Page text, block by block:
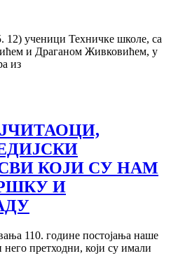
12) ученици Техничке школе, са
и Драганом Живковићем, у
из
КОЈИ СУ НАМ
И
110. године постојања наше
него претходни, који су имали